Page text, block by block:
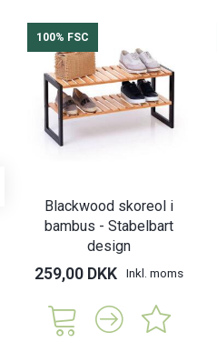
100% FSC
Blackwood skoreol i
bambus - Stabelbart
design
259,00 DKK Inkl. moms